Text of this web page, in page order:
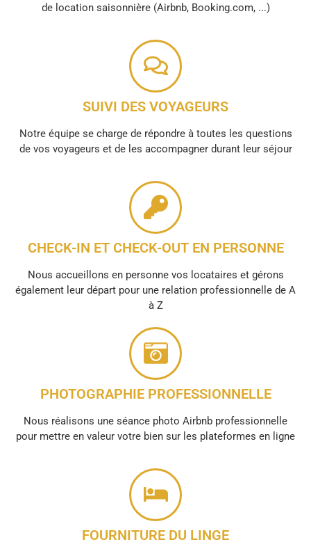
de location saisonnière (Airbnb, Booking.com, ...)
SUIVI DES VOYAGEURS
Notre équipe se charge de répondre à toutes les questions
de vos voyageurs et de les accompagner durant leur séjour
CHECK-IN ET CHECK-OUT EN PERSONNE
Nous accueillons en personne vos locataires et gérons
également leur départ pour une relation professionnelle de A
à Z
PHOTOGRAPHIE PROFESSIONNELLE
Nous réalisons une séance photo Airbnb professionnelle
pour mettre en valeur votre bien sur les plateformes en ligne
FOURNITURE DU LINGE